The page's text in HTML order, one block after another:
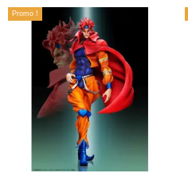
Promo !